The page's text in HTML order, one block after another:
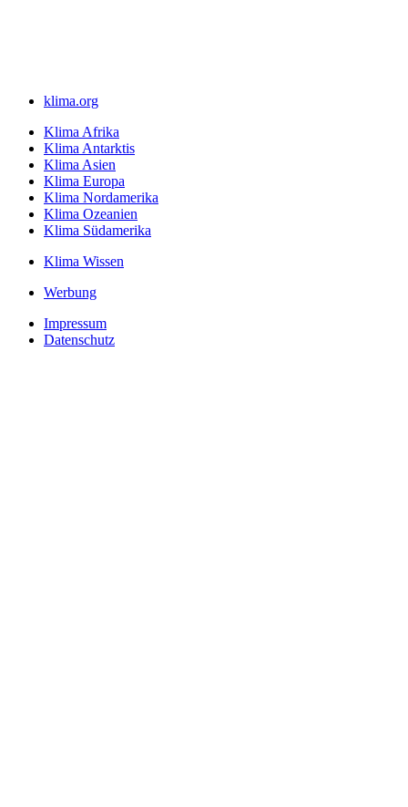
klima.org
Klima Afrika
Klima Antarktis
Klima Asien
Klima Europa
Klima Nordamerika
Klima Ozeanien
Klima Südamerika
Klima Wissen
Werbung
Impressum
Datenschutz